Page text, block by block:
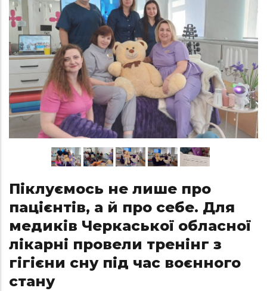
Піклуємось не лише про
пацієнтів, а й про себе. Для
медиків Черкаської обласної
лікарні провели тренінг з
гігієни сну під час воєнного
стану